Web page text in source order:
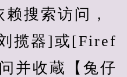
搜索访问，
揽器]或[Firef
并收蔵【兔仔